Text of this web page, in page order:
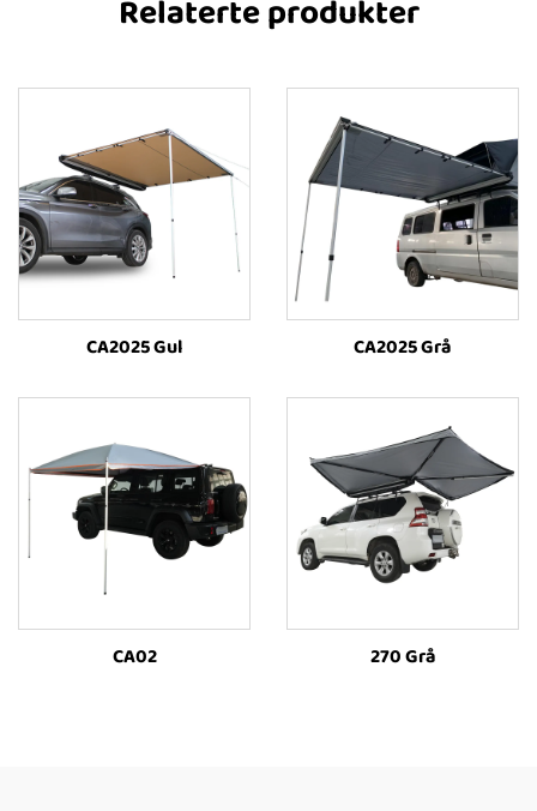
Relaterte produkter
CA2025 Gul CA2025 Grå
CA02 270 Grå